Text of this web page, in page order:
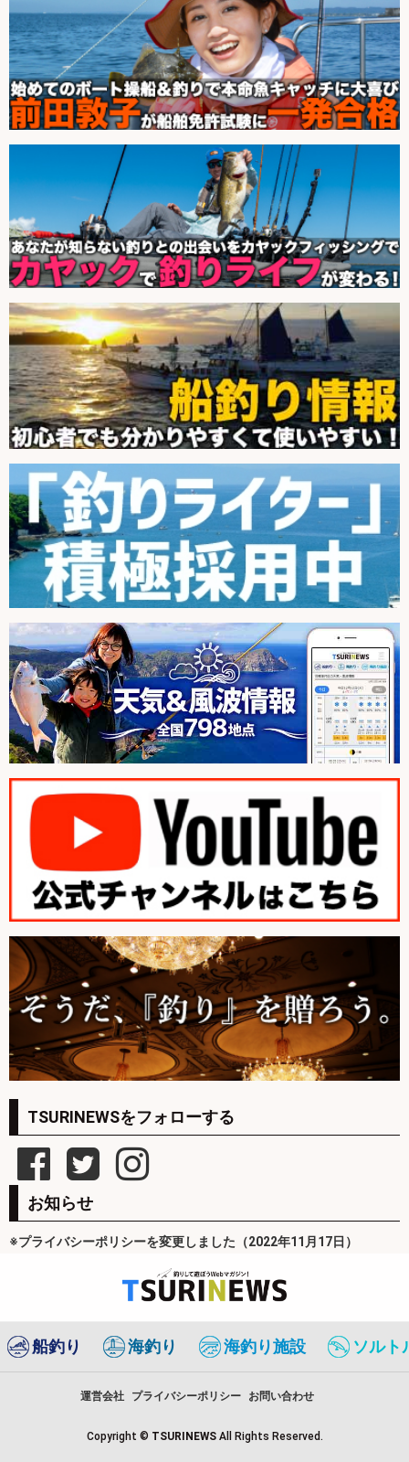
TSURINEWSをフォローする
お知らせ
※プライバシーポリシーを変更しました（2022年11月17日）
船釣り 海釣り 海釣り施設 ソルト
運営会社 プライバシーポリシー お問い合わせ
Copyright © TSURINEWS All Rights Reserved.